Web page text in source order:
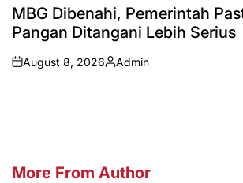
IN
MBG Dibenahi, Pemerintah
Pangan Ditangani Lebih Serius
on
August 8, 2026
Posted
Admin
More From Author